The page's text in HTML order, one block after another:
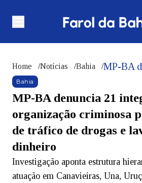
Home /Notícias /Bahia /
Bahia
MP-BA denuncia 21
organização criminosa
de tráfico de drogas e
dinheiro
Investigação aponta estrutura
atuação em Canavieiras, Una,